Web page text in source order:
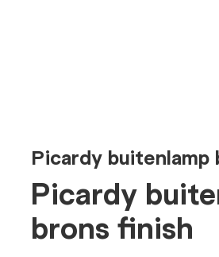
Picardy buitenlamp
Picardy
brons finish